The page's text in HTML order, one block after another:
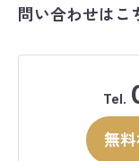
問い合わせはこ
Tel.
無